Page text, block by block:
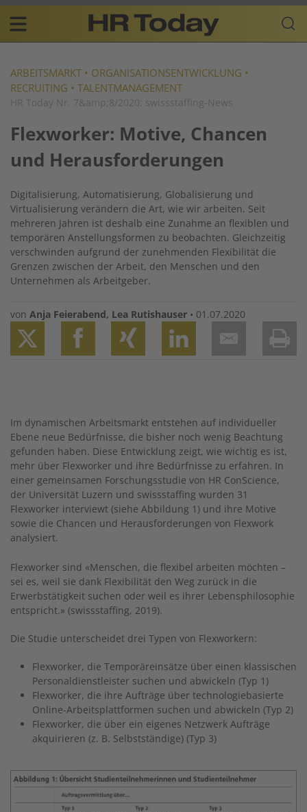
Skip
content
Plattform
für
Resources
navigation
DE
ARBEITSMARKT • ORGANISATIONSENTWICKLUNG •
RECRUITING • TALENTMANAGEMENT
HR Today Nr. 7&amp;8/2020: swissstaffing-News
Flexworker: Motive, Chancen
und Herausforderungen
Digitalisierung, Automatisierung, Globalisierung und
Virtualisierung verändern die Art, wie wir arbeiten. Seit
mehreren Jahren ist deshalb eine Zunahme an flexiblen und
temporären Anstellungsformen zu beobachten. Gleichzeitig
verschwinden aufgrund der zunehmenden Flexibilität die
Grenzen zwischen der Arbeit, den Menschen und den
Unternehmen als Arbeitgeber.
von Anja Feierabend, Lea Rutishauser • 01.07.2020
Im dynamischen Arbeitsmarkt entstehen auf ­individueller
Ebene neue Bedürfnisse, die bisher noch wenig Beachtung
gefunden haben. Diese Entwicklung zeigt, wie wichtig es ist,
mehr über Flexworker und ihre Bedürfnisse zu erfahren. In
einer gemeinsamen Forschungsstudie von HR ConScience,
der Universität Luzern und swissstaffing wurden 31
Flexworker interviewt (siehe Abbildung 1) und ihre Motive
sowie die Chancen und Herausforderungen von Flexwork
analysiert.
Flexworker sind «Menschen, die flexibel arbeiten möchten –
sei es, weil sie dank Flexibilität den Weg zurück in die
Erwerbstätigkeit suchen oder weil es ihrer Lebensphilosophie
entspricht.» (swissstaffing, 2019).
Die Studie unterscheidet drei Typen von Flexworkern:
Flexworker, die Temporäreinsätze über einen klassischen
Personaldienstleister suchen und abwickeln (Typ 1)
Flexworker, die ihre Aufträge über technologiebasierte
Online-Arbeitsplattformen suchen und abwickeln (Typ 2)
Flexworker, die über ein eigenes Netzwerk Aufträge
akquirieren (z. B. Selbstständige) (Typ 3)
Image